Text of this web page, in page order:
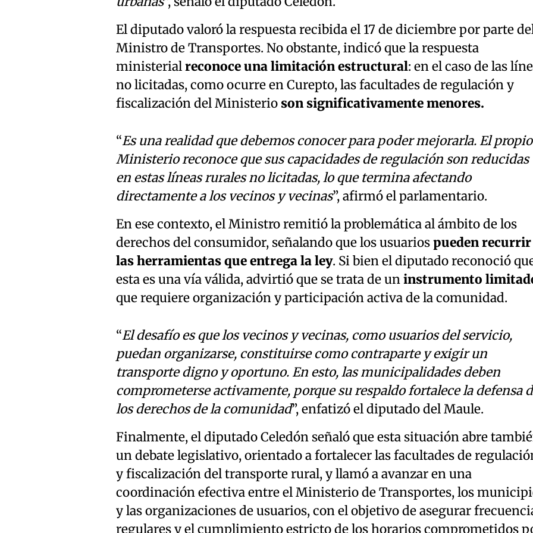
El diputado valoró la respuesta recibida el 17 de diciembre por parte
Ministro de Transportes. No obstante, indicó que la respuesta
ministerialreconoce una limitación estructural: en el caso de las
no licitadas, como ocurre en Curepto, las facultades de regulación y
fiscalización del Ministerio son significativamente menores.
“Es una realidad que debemos conocer para poder mejorarla. El propio
Ministerio reconoce que sus capacidades de regulación son reducidas
en estas líneas rurales no licitadas, lo que termina afectando
directamente a los vecinos y vecinas”, afirmó el parlamentario.
En ese contexto, el Ministro remitió la problemática al ámbito de los
derechos del consumidor, señalando que los usuariospueden recurrir
las herramientas que entrega la ley. Si bien el diputado reconoció
esta es una vía válida, advirtió que se trata de uninstrumento
que requiere organización y participación activa de la comunidad.
“El desafío es que los vecinos y vecinas, como usuarios del servicio,
puedan organizarse, constituirse como contraparte y exigir un
transporte digno y oportuno. En esto, las municipalidades deben
comprometerse activamente, porque su respaldo fortalece la defensa
los derechos de la comunidad”, enfatizó el diputado del Maule.
Finalmente, el diputado Celedón señaló que esta situación abre
un debate legislativo, orientado a fortalecer las facultades de
y fiscalización del transporte rural, y llamó a avanzar en una
coordinación efectiva entre el Ministerio de Transportes, los
y las organizaciones de usuarios, con el objetivo de asegurar
regulares y el cumplimiento estricto de los horarios comprometidos